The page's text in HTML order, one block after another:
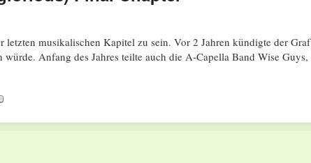
letzten musikalischen Kapitel zu sein. Vor 2 Jahren kündigte der Graf
Anfang des Jahres teilte auch die A-Capella Band Wise Guys,